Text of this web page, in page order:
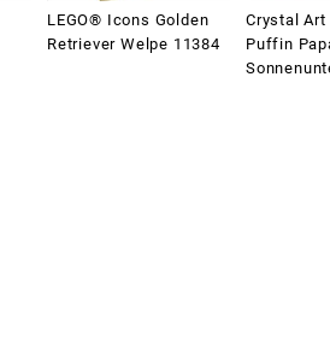
LEGO® Icons Golden
Retriever Welpe 11384
Crystal Art
Puffin